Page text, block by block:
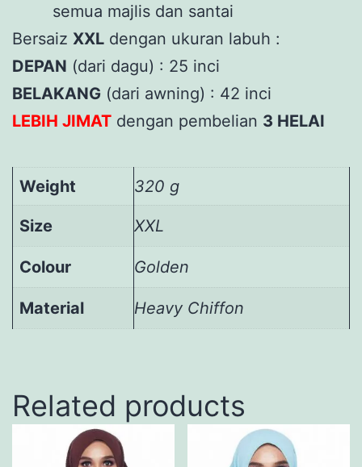
semua majlis dan santai
Bersaiz XXL dengan ukuran labuh :
DEPAN (dari dagu) : 25 inci
BELAKANG (dari awning) : 42 inci
LEBIH JIMAT dengan pembelian 3 HELAI
Weight 320 g
Size XXL
Colour Golden
Material Heavy Chiffon
Related products